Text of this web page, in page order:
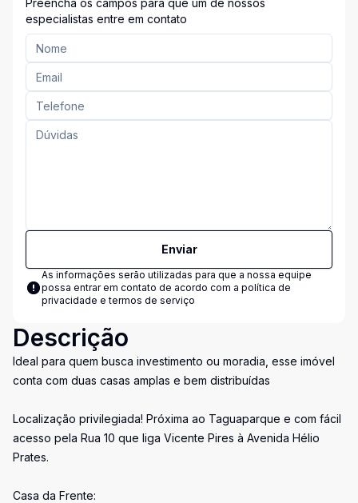
Preencha os campos para que um de nossos
especialistas entre em contato
Enviar
As informações serão utilizadas para que a nossa equipe
possa entrar em contato de acordo com a política de
privacidade e termos de serviço
Descrição
Ideal para quem busca investimento ou moradia, esse imóvel
conta com duas casas amplas e bem distribuídas
Localização privilegiada! Próxima ao Taguaparque e com fácil
acesso pela Rua 10 que liga Vicente Pires à Avenida Hélio
Prates.
Casa da Frente: